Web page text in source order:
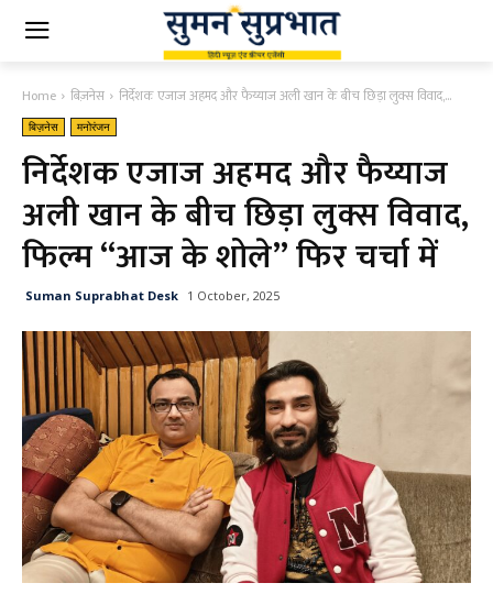
Home बिज़नेस निर्देशक एजाज अहमद और फैय्याज अली खान के बीच छिड़ा लुक्स विवाद,...
बिज़नेस मनोरंजन
निर्देशक एजाज अहमद और फैय्याज
अली खान के बीच छिड़ा लुक्स विवाद,
फिल्म “आज के शोले” फिर चर्चा में
Suman Suprabhat Desk 1 October, 2025